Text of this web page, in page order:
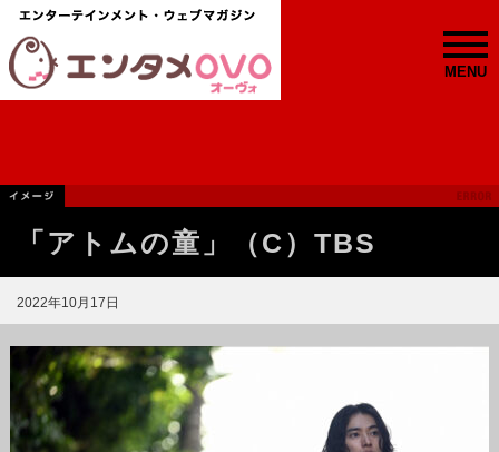
MENU
「アトムの童」（C）TBS
2022年10月17日